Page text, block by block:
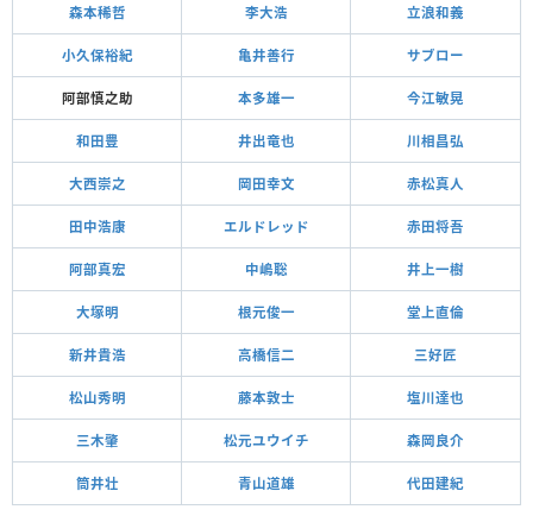
森本稀哲 李大浩 立浪和義
小久保裕紀 亀井善行 サブロー
阿部慎之助 本多雄一 今江敏晃
和田豊 井出竜也 川相昌弘
大西崇之 岡田幸文 赤松真人
田中浩康 エルドレッド 赤田将吾
阿部真宏 中嶋聡 井上一樹
大塚明 根元俊一 堂上直倫
新井貴浩 高橋信二 三好匠
松山秀明 藤本敦士 塩川達也
三木肇 松元ユウイチ 森岡良介
筒井壮 青山道雄 代田建紀